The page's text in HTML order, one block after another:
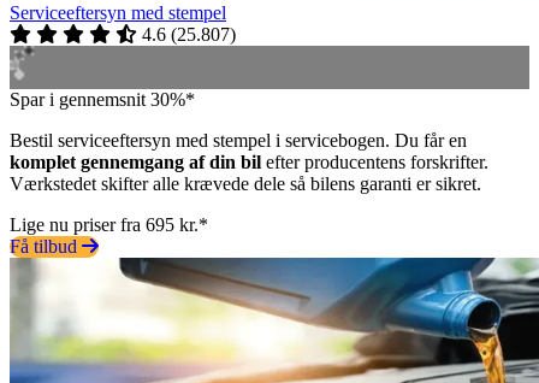
Serviceeftersyn med stempel
4.6 (25.807)
Spar i gennemsnit 30%*
Bestil serviceeftersyn med stempel i servicebogen. Du får en
komplet gennemgang af din bil efter producentens forskrifter.
Værkstedet skifter alle krævede dele så bilens garanti er sikret.
Lige nu priser fra 695 kr.*
Få tilbud